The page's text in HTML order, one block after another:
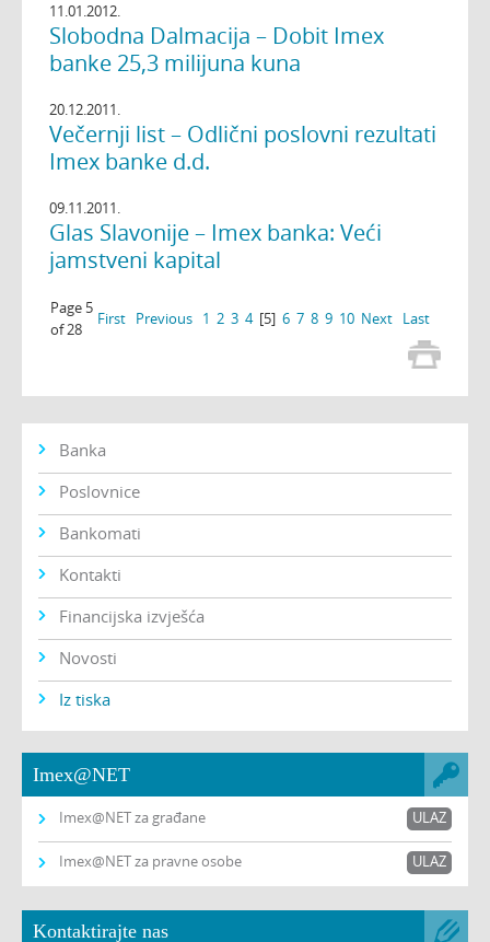
11.01.2012.
Slobodna Dalmacija – Dobit Imex
banke 25,3 milijuna kuna
20.12.2011.
Večernji list – Odlični poslovni rezultati
Imex banke d.d.
09.11.2011.
Glas Slavonije – Imex banka: Veći
jamstveni kapital
Page 5
of 28
First Previous 1 2 3 4 [5] 6 7 8 9 10 Next Last
Banka
Poslovnice
Bankomati
Kontakti
Financijska izvješća
Novosti
Iz tiska
Imex@NET
Imex@NET za građane ULAZ
Imex@NET za pravne osobe ULAZ
Kontaktirajte nas